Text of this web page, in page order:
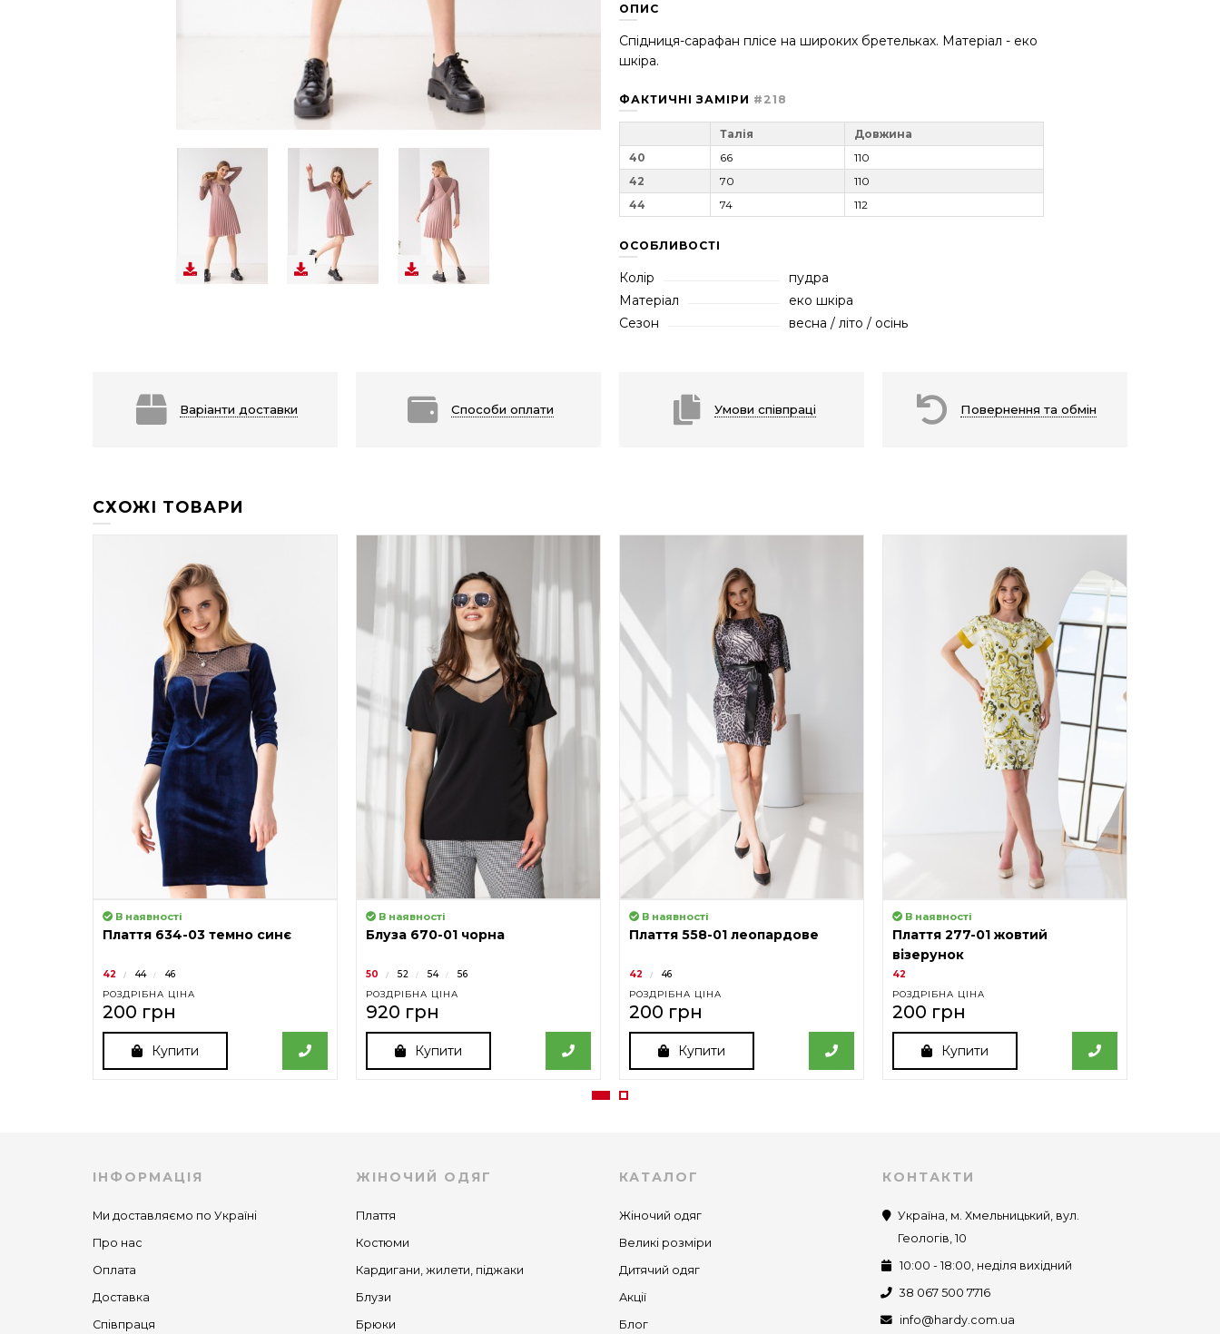
ОПИС
Спідниця-сарафан плісе на широких бретельках. Матеріал - еко
шкіра.
ФАКТИЧНІ ЗАМІРИ #218
Талія
Довжина
40
66
110
42
70
110
44
74 112
ОСОБЛИВОСТІ
Колір
пудра
Матеріал
еко шкіра
Сезон
весна / літо / осінь
Варіанти доставки Способи оплати Умови співпраці Повернення та обмін
СХОЖІ ТОВАРИ
В наявності
Плаття 634-03 темно синє
42 44 46
РОЗДРІБНА ЦІНА
200 грн
Купити
В наявності
Блуза 670-01 чорна
50 52 54 56
РОЗДРІБНА ЦІНА
920 грн
Купити
В наявності
Плаття 558-01 леопардове
42 46
РОЗДРІБНА ЦІНА
200 грн
Купити
В наявності
Плаття 277-01 жовтий
візерунок
42
РОЗДРІБНА ЦІНА
200 грн
Купити
ІНФОРМАЦІЯ
Ми доставляємо по Україні
Про нас
Оплата
Доставка
Співпраця
ЖІНОЧИЙ ОДЯГ
Плаття
Костюми
Кардигани, жилети, піджаки
Блузи
Брюки
КАТАЛОГ
Жіночий одяг
Великі розміри
Дитячий одяг
Акції
Блог
КОНТАКТИ
Україна, м. Хмельницький, вул.
Геологів, 10
10:00 - 18:00, неділя вихідний
38 067 500 7716
info@hardy.com.ua